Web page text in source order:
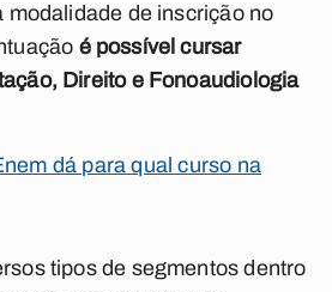
modalidade de inscrição no
é possível cursar
Direito e Fonoaudiologia
dá para qual curso na
tipos de segmentos dentro